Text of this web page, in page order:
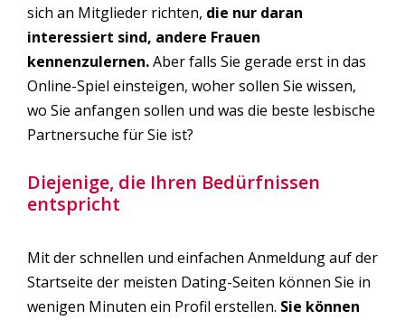
sich an Mitglieder richten, die nur daran
interessiert sind, andere Frauen
kennenzulernen.Aber falls Sie gerade erst in das
Online-Spiel einsteigen, woher sollen Sie wissen,
wo Sie anfangen sollen und was die beste lesbische
Partnersuche für Sie ist?
Diejenige, die Ihren Bedürfnissen
entspricht
Mit der schnellen und einfachen Anmeldung auf der
Startseite der meisten Dating-Seiten können Sie in
wenigen Minuten ein Profil erstellen. Sie können